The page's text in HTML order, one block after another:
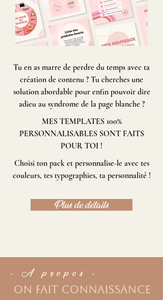
Tu en as marre de perdre du temps avec ta
création de contenu ? Tu cherches une
solution abordable pour enfin pouvoir dire
adieu au syndrome de la page blanche ?
MES TEMPLATES 100%
PERSONNALISABLES SONT FAITS
POUR TOI !
Choisi ton pack et personnalise-le avec tes
couleurs, tes typographies, ta personnalité !
Plus de détails
- A propos -
On fait connaissance